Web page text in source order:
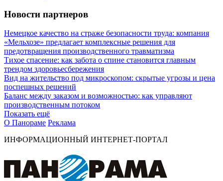
Новости партнеров
Немецкое качество на страже безопасности труда: компания
«Мельхозе» предлагает комплексные решения для
предотвращения производственного травматизма
Тихое спасение: как забота о спине становится главным
трендом здоровьесбережения
Вид на жительство под микроскопом: скрытые угрозы и цена
поспешных решений
Баланс между заказом и возможностью: как управляют
производственным потоком
Показать ещё
О Панораме Реклама
ИНФОРМАЦИОННЫЙ ИНТЕРНЕТ-ПОРТАЛ